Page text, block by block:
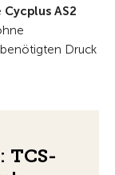
Cycplus AS2
Druck